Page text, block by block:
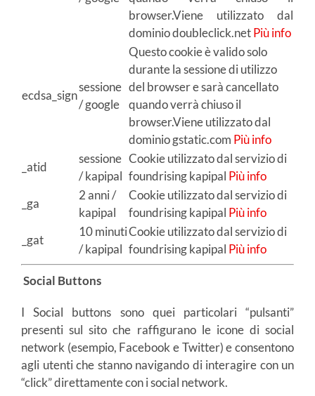
browser.Viene utilizzato dal
dominio doubleclick.netPiù info
ecdsa_sign
sessione
/ google
Questo cookie è valido solo
durante la sessione di utilizzo
del browser e sarà cancellato
quando verrà chiuso il
browser.Viene utilizzato dal
dominio gstatic.com Più info
_atid
sessione
/ kapipal
Cookie utilizzato dal servizio di
foundrising kapipal Più info
_ga
2 anni /
kapipal
Cookie utilizzato dal servizio di
foundrising kapipal Più info
_gat
10 minuti
/ kapipal
Cookie utilizzato dal servizio di
foundrising kapipal Più info
Social Buttons
I Social buttons sono quei particolari “pulsanti”
presenti sul sito che raffigurano le icone di social
network (esempio, Facebook e Twitter) e consentono
agli utenti che stanno navigando di interagire con un
“click” direttamente con i social network.